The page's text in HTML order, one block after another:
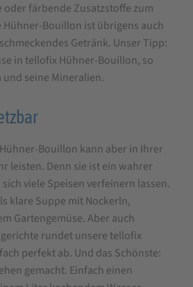
färbende Zusatzstoffe zum
Hühner-Bouillon ist übrigens auch
Getränk. Unser Tipp:
in tellofix Hühner-Bouillon, so
und seine Mineralien.
Bouillon kann aber in Ihrer
leisten. Denn sie ist ein wahrer
viele Speisen verfeinern lassen.
klare Suppe mit Nockerln,
Gartengemüse. Aber auch
rundet unsere tellofix
perfekt ab. Und das Schönste:
gemacht. Einfach einen